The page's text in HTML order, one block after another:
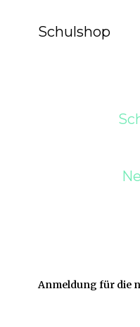
Schulshop
Anmeldung für die